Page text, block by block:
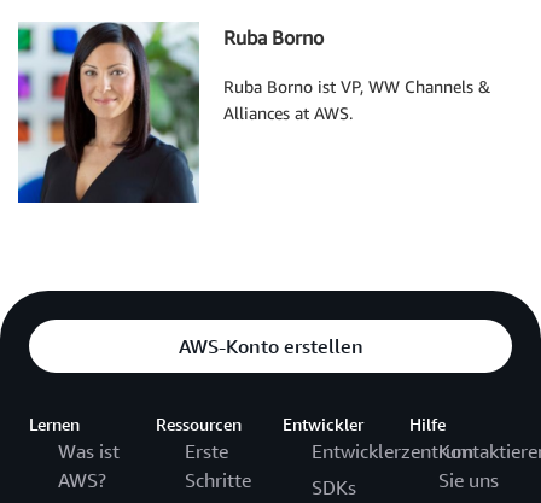
Ruba Borno
Ruba Borno ist VP, WW Channels &
Alliances at AWS.
AWS-Konto erstellen
Lernen
Was ist
AWS?
Ressourcen
Erste
Schritte
Entwickler
Entwicklerzentrum
SDKs
Hilfe
Sie uns